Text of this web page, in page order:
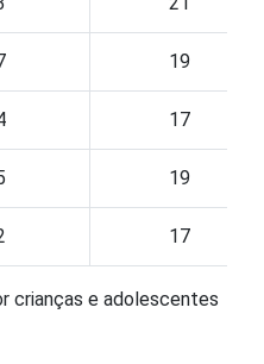
19
17
19
17
crianças e adolescentes